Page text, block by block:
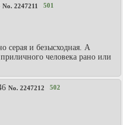
No. 2247211 501
серая и безысходная. А
человека рано или
No. 2247212 502